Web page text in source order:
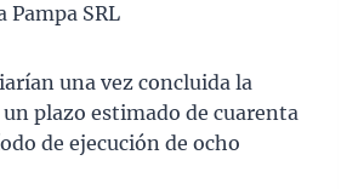
Pampa SRL
una vez concluida la
plazo estimado de cuarenta
de ejecución de ocho